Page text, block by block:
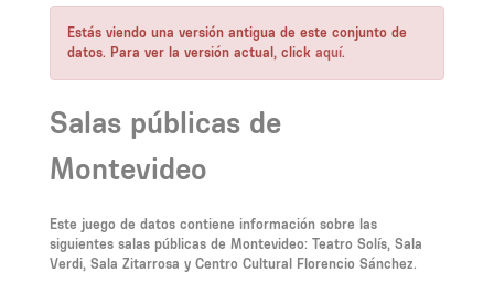
Estás viendo una versión antigua de este conjunto de
datos. Para ver la versión actual, click aquí.
Salas públicas de
Montevideo
Este juego de datos contiene información sobre las
siguientes salas públicas de Montevideo: Teatro Solís, Sala
Verdi, Sala Zitarrosa y Centro Cultural Florencio Sánchez.